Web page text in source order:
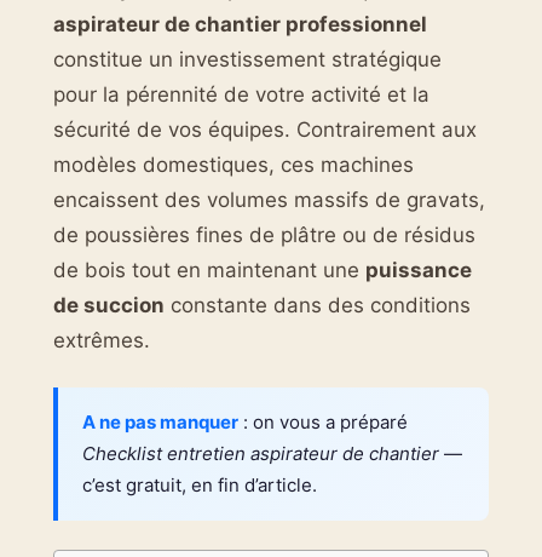
aspirateur de chantier professionnel
constitue un investissement stratégique
pour la pérennité de votre activité et la
sécurité de vos équipes. Contrairement aux
modèles domestiques, ces machines
encaissent des volumes massifs de gravats,
de poussières fines de plâtre ou de résidus
de bois tout en maintenant une puissance
de succion constante dans des conditions
extrêmes.
A ne pas manquer : on vous a préparé
Checklist entretien aspirateur de chantier —
c’est gratuit, en fin d’article.